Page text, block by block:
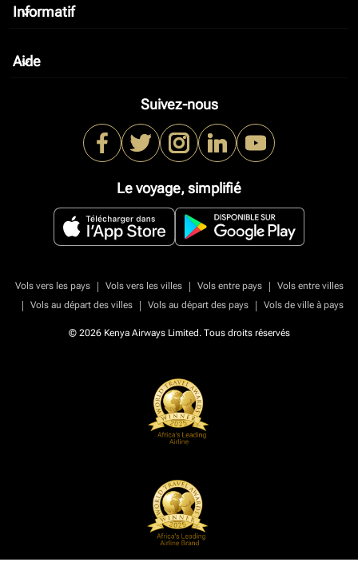
Informatif
keyboard_arrow_down
Aide
keyboard_arrow_down
Suivez-nous
Le voyage, simplifié
Vols vers les pays | Vols vers les villes | Vols entre pays |
Vols entre villes
|
Vols au départ des villes | Vols au départ des pays | Vols de ville à pays
© 2026 Kenya Airways Limited. Tous droits réservés